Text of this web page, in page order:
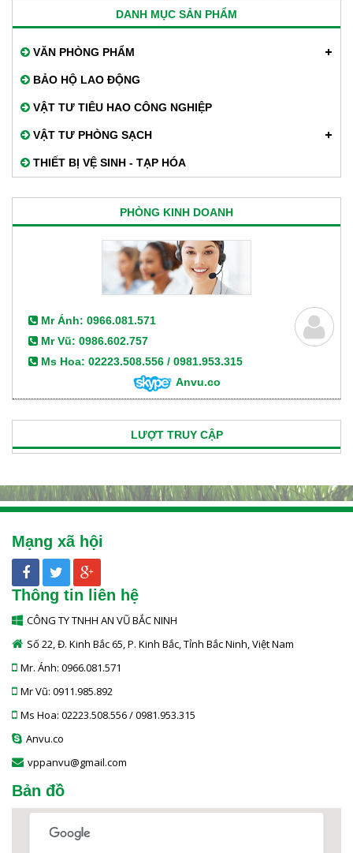
DANH MỤC SẢN PHẨM
VĂN PHÒNG PHẨM
BẢO HỘ LAO ĐỘNG
VẬT TƯ TIÊU HAO CÔNG NGHIỆP
VẬT TƯ PHÒNG SẠCH
THIẾT BỊ VỆ SINH - TẠP HÓA
PHÒNG KINH DOANH
Mr Ánh: 0966.081.571
Mr Vũ: 0986.602.757
Ms Hoa: 02223.508.556 / 0981.953.315
Anvu.co
LƯỢT TRUY CẬP
Mạng xã hội
Thông tin liên hệ
CÔNG TY TNHH AN VŨ BẮC NINH
Số 22, Đ. Kinh Bắc 65, P. Kinh Bắc, Tỉnh Bắc Ninh, Việt Nam
Mr. Ánh: 0966.081.571
Mr Vũ: 0911.985.892
Ms Hoa: 02223.508.556 / 0981.953.315
Anvu.co
vppanvu@gmail.com
Bản đồ